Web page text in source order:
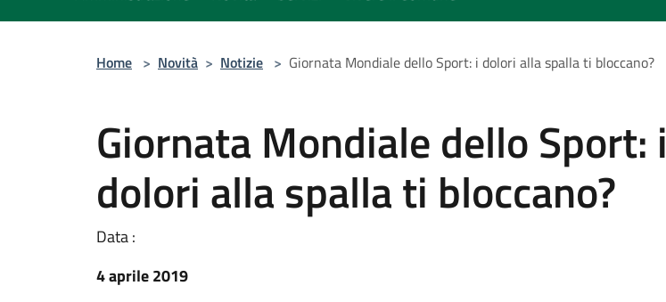
Home > Novità > Notizie > Giornata Mondiale dello Sport: i dolori alla spalla ti bloccano?
Giornata Mondiale dello Sport: i
dolori alla spalla ti bloccano?
Data :
4 aprile 2019